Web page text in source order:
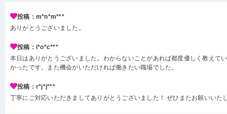
投稿：m*n*m***
ありがとうございました。
投稿：i*o*c***
本日はありがとうございました。わからないことがあれば都度優しく教えて
かったです。また機会がいただければ働きたい職場でした。
投稿：r*j*j***
丁寧にご対応いただきましてありがとうございました！ ぜひまたお願いいた